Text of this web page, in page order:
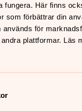
fungera. Här finns
som förbättrar din
för
plattformar. Läs